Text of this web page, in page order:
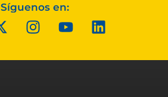
Síguenos en: